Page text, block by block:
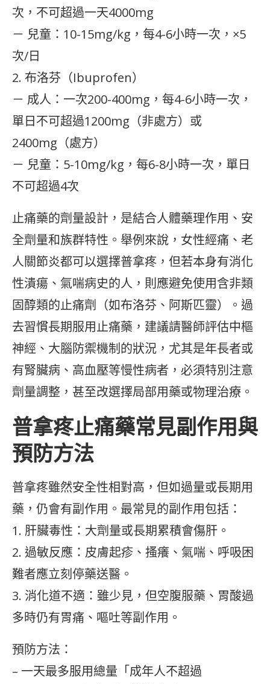
次，不可超過一天4000mg
－ 兒童：10-15mg/kg，每4-6小時一次，×5
次/日
2. 布洛芬（Ibuprofen）
－ 成人：一次200-400mg，每4-6小時一次，
單日不可超過1200mg（非處方）或
2400mg（處方）
－ 兒童：5-10mg/kg，每6-8小時一次，單日
不可超過4次
止痛藥的劑量設計，是結合人體藥理作用、安
全劑量和族群特性。舉例來說，女性經痛、老
人關節炎都可以選擇普拿疼，但若本身有消化
性潰瘍、氣喘病史的人，則應避免使用含非類
固醇類的止痛劑（如布洛芬、阿斯匹靈）。過
去習慣長期服用止痛藥，建議請醫師評估中樞
神經、大腦防禦機制的狀況，尤其是年長者或
有腎臟病、高血壓等慢性病者，必須特別注意
劑量調整，甚至改選擇局部用藥或物理治療。
普拿疼止痛藥常見副作用與
預防方法
普拿疼雖然安全性相對高，但如過量或長期用
藥，仍會有副作用。最常見的副作用包括：
1. 肝臟毒性：大劑量或長期累積會傷肝。
2. 過敏反應：皮膚起疹、搔癢、氣喘、呼吸困
難者應立刻停藥送醫。
3. 消化道不適：雖少見，但空腹服藥、胃酸過
多時仍有胃痛、嘔吐等副作用。
預防方法：
– 一天最多服用總量「成年人不超過